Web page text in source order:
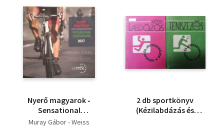
Nyerő magyarok -
Sensational
Hungarians 2017
Muray Gábor - Weiss
2 db sportkönyv
(Kézilabdázás és